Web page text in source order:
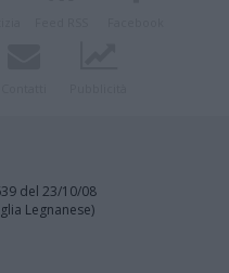
del 23/10/08
Legnanese)